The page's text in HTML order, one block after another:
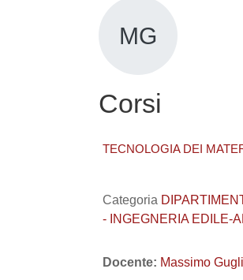
MG
Corsi
TECNOLOGIA DEI
Categoria
- INGEGNERIA EDILE-
Docente: Massimo